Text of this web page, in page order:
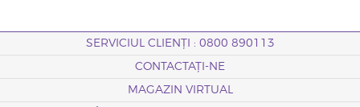
SERVICIUL CLIENȚI : 0800 890113
CONTACTAȚI-NE
MAGAZIN VIRTUAL